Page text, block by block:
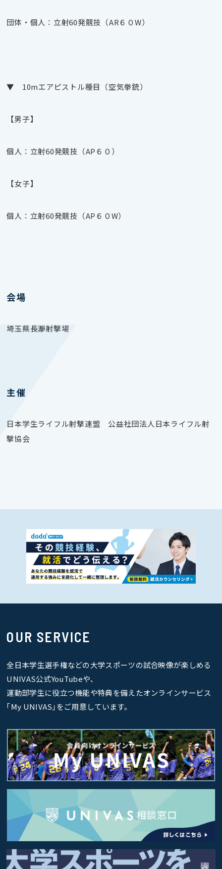
団体・個人：立射60発競技（AR６０W）
▼ 10mエアピストル種目（空気拳銃）
【男子】
個人：立射60発競技（AP６０）
【女子】
個人：立射60発競技（AP６０W）
会場
埼玉県長瀞射撃場
主催
日本学生ライフル射撃連盟 公益社団法人日本ライフル射
撃協会
OUR SERVICE
全日本学生選手権などの大学スポーツの試合映像が楽しめる
UNIVAS公式YouTubeや、
運動部学生に役立つ機能や特典を備えたオンラインサービス
｢My UNIVAS｣をご用意しています。